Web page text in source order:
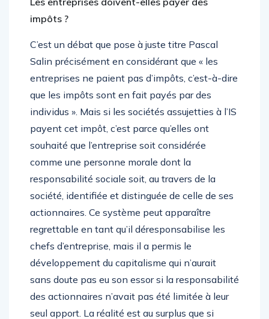
Les entreprises doivent-elles payer des
C’est un débat que pose à juste titre Pascal
Salin précisément en considérant que « les
entreprises ne paient pas d’impôts, c’est-à-dire
que les impôts sont en fait payés par des
individus ». Mais si les sociétés assujetties à l’IS
payent cet impôt, c’est parce qu’elles ont
souhaité que l’entreprise soit considérée
comme une personne morale dont la
responsabilité sociale soit, au travers de la
société, identifiée et distinguée de celle de ses
actionnaires. Ce système peut apparaître
regrettable en tant qu’il déresponsabilise les
chefs d’entreprise, mais il a permis le
développement du capitalisme qui n’aurait
sans doute pas eu son essor si la responsabilité
des actionnaires n’avait pas été limitée à leur